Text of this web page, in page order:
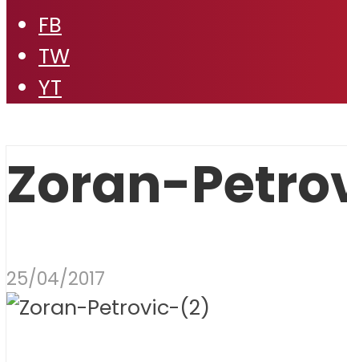
FB
TW
YT
Zoran-
25/04/2017